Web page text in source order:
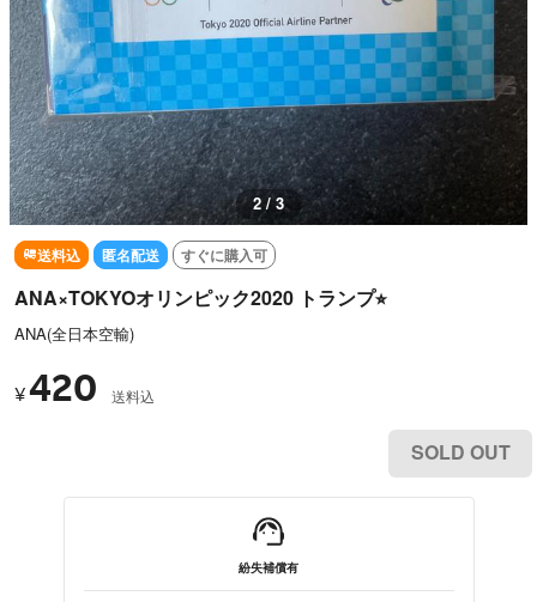
3 / 3
送料込 匿名配送 すぐに購入可
ANA×TOKYOオリンピック2020 トランプ⭐︎
ANA(全日本空輸)
¥420 送料込
SOLD OUT
紛失補償有